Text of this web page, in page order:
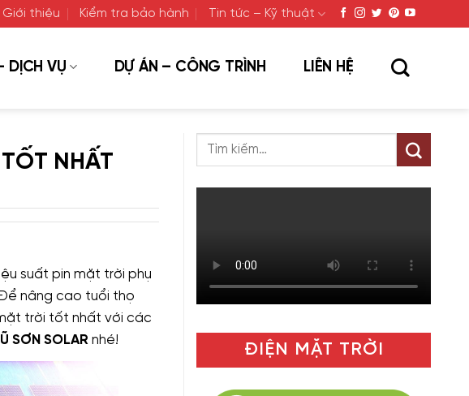
Giới thiệu Kiểm tra bảo hành Tin tức – Kỹ thuật
DỊCH VỤ DỰ ÁN – CÔNG TRÌNH LIÊN HỆ
NHẤT
suất pin mặt trời phụ
nâng cao tuổi thọ
trời tốt nhất với các
SƠN SOLAR nhé! ĐIỆN MẶT TRỜI